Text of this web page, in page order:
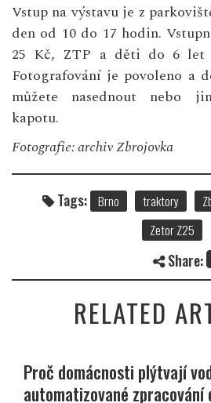
Vstup na výstavu je z
den od 10 do 17 hodin.
25 Kč, ZTP a děti do 6 let
Fotografování je povoleno a
můžete nasednout nebo
kapotu.
Fotografie: archiv Zbrojovka
Tags: Brno traktory
Zetor Z25
Share:
RELATED
Proč domácnosti plýtvají
automatizované zpracování